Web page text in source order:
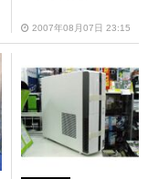
2007年08月07日 23:15